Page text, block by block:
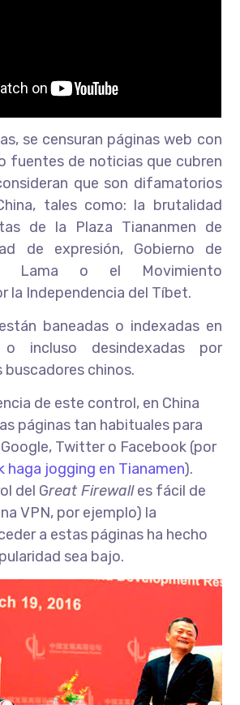
se censuran páginas web con
fuentes de noticias que cubren
que son difamatorios
tales como: la brutalidad
de la Plaza Tiananmen de
de expresión, Gobierno de
Lama o el Movimiento
la Independencia del Tíbet.
baneadas o indexadas en
incluso desindexadas por
chinos.
de este control, en China
páginas tan habituales para
Twitter o Facebook (por
haga jogging en Tianamen).
del Great Firewalles fácil de
VPN, por ejemplo) la
a estas páginas ha hecho
sea bajo.